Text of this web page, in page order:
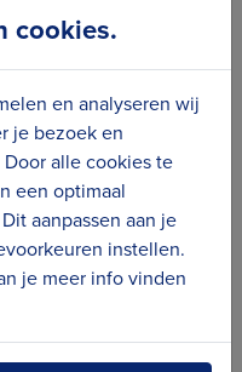
kon je een
rond het
en
aan een ritje op
je thuis
jeverhaalmet ons
cookies.
en analyseren wij
je bezoek en
alle cookies te
een optimaal
aanpassen aan je
instellen.
je meer info vinden